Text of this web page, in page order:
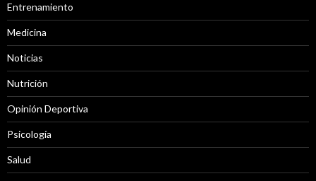
Entrenamiento
Medicina
Noticias
Nutrición
Opinión Deportiva
Psicología
Salud